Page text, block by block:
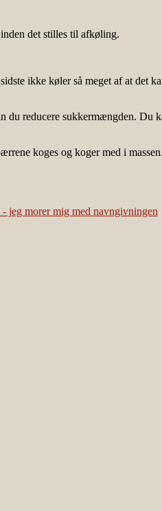
det stilles til afkøling.
ikke køler så meget af at det
reducere sukkermængden. Du
koges og koger med i